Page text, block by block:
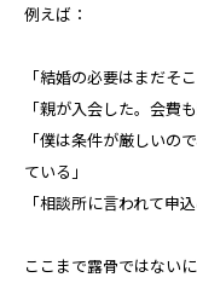
例えば：
「結婚の必要はまだそ
「親が入会した。会費
「僕は条件が厳しいの
ている」
「相談所に言われて申込
ここまで露骨ではない